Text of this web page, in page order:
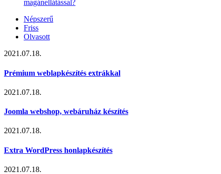
magánellátással?
Népszerű
Friss
Olvasott
2021.07.18.
Prémium weblapkészítés extrákkal
2021.07.18.
Joomla webshop, webáruház készítés
2021.07.18.
Extra WordPress honlapkészítés
2021.07.18.